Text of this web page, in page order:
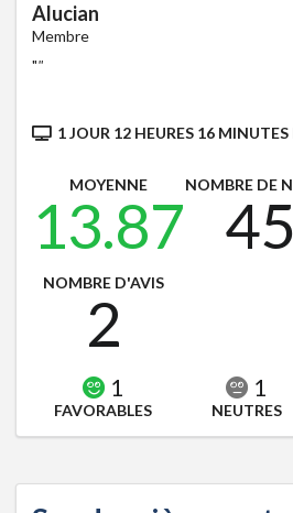
Alucian
Membre
""
1 JOUR 12 HEURES 16
MOYENNE
13.87
NOMBRE DE
45
NOMBRE D'AVIS
2
1
FAVORABLES
1
NEUTRES